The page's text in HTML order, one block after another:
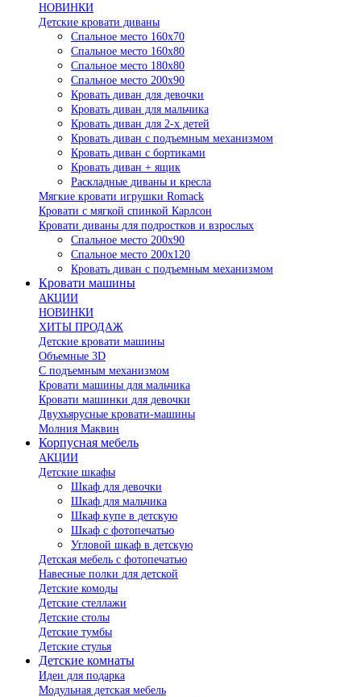
НОВИНКИ
Детские кровати диваны
Спальное место 160х70
Спальное место 160х80
Спальное место 180х80
Спальное место 200х90
Кровать диван для девочки
Кровать диван для мальчика
Кровать диван для 2-х детей
Кровать диван с подъемным механизмом
Кровать диван с бортиками
Кровать диван + ящик
Раскладные диваны и кресла
Мягкие кровати игрушки Romack
Кровати с мягкой спинкой Карлсон
Кровати диваны для подростков и взрослых
Спальное место 200х90
Спальное место 200х120
Кровать диван с подъемным механизмом
Кровати машины
АКЦИИ
НОВИНКИ
ХИТЫ ПРОДАЖ
Детские кровати машины
Объемные 3D
С подъемным механизмом
Кровати машины для мальчика
Кровати машинки для девочки
Двухъярусные кровати-машины
Молния Маквин
Корпусная мебель
АКЦИИ
Детские шкафы
Шкаф для девочки
Шкаф для мальчика
Шкаф купе в детскую
Шкаф с фотопечатью
Угловой шкаф в детскую
Детская мебель с фотопечатью
Навесные полки для детской
Детские комоды
Детские стеллажи
Детские столы
Детские тумбы
Детские стулья
Детские комнаты
Идеи для подарка
Модульная детская мебель